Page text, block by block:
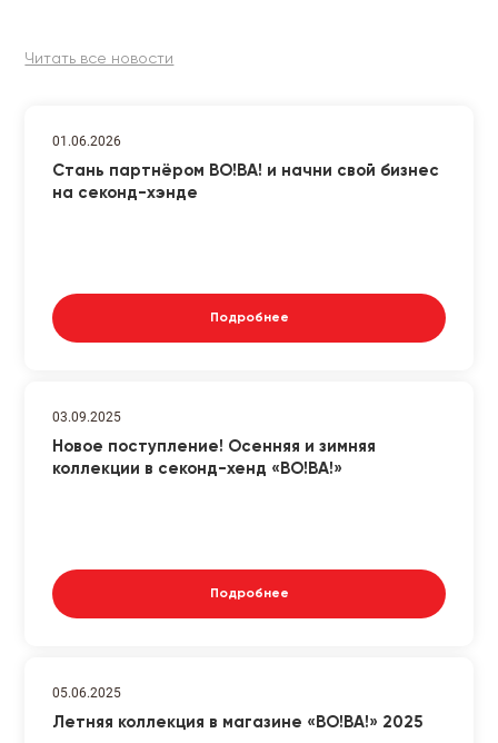
Читать все новости
01.06.2026
Стань партнёром ВО!ВА! и начни свой бизнес
на секонд-хэнде
Подробнее
03.09.2025
Новое поступление! Осенняя и зимняя
коллекции в секонд-хенд «ВО!ВА!»
Подробнее
05.06.2025
Летняя коллекция в магазине «ВО!ВА!» 2025